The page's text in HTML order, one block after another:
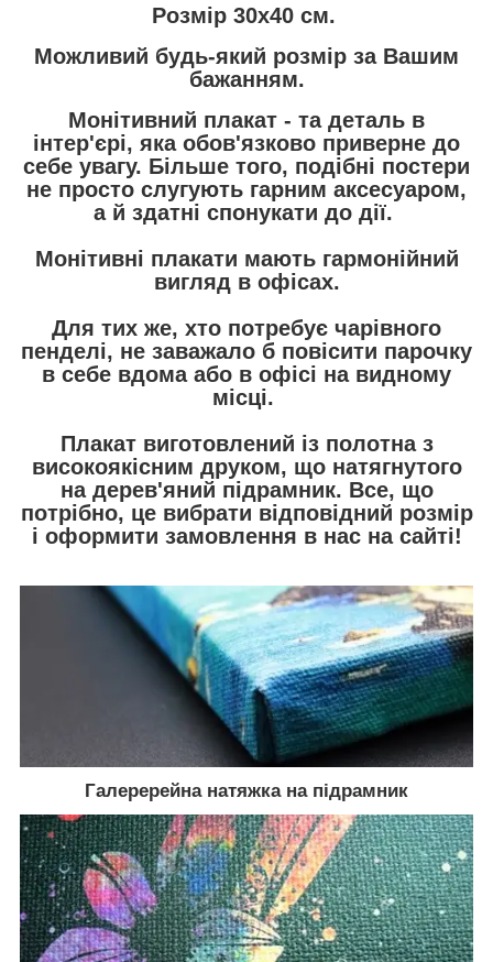
Розмір 30х40 см.
Можливий будь-який розмір за Вашим
бажанням.
Монітивний плакат - та деталь в
інтер'єрі, яка обов'язково приверне до
себе увагу. Більше того, подібні постери
не просто слугують гарним аксесуаром,
а й здатні спонукати до дії.
Монітивні плакати мають гармонійний
вигляд в офісах.
Для тих же, хто потребує чарівного
пенделі, не заважало б повісити парочку
в себе вдома або в офісі на видному
місці.
Плакат виготовлений із полотна з
високоякісним друком, що натягнутого
на дерев'яний підрамник. Все, що
потрібно, це вибрати відповідний розмір
і оформити замовлення в нас на сайті!
Галеререйна натяжка на підрамник